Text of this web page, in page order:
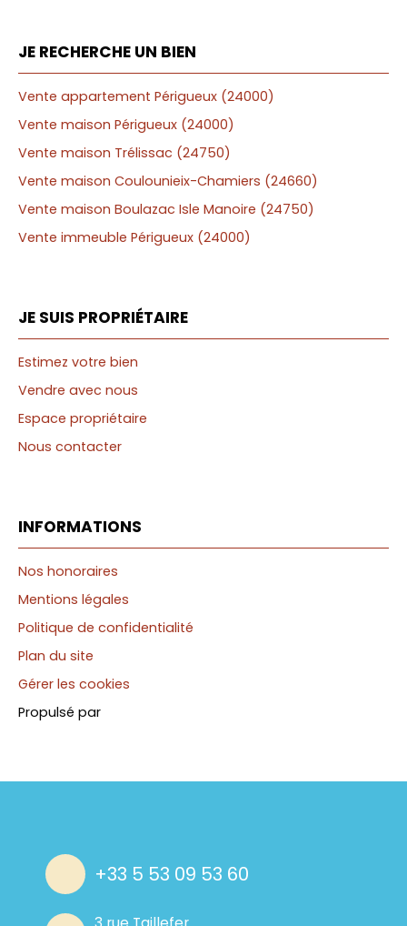
JE RECHERCHE UN BIEN
Vente appartement Périgueux (24000)
Vente maison Périgueux (24000)
Vente maison Trélissac (24750)
Vente maison Coulounieix-Chamiers (24660)
Vente maison Boulazac Isle Manoire (24750)
Vente immeuble Périgueux (24000)
JE SUIS PROPRIÉTAIRE
Estimez votre bien
Vendre avec nous
Espace propriétaire
Nous contacter
INFORMATIONS
Nos honoraires
Mentions légales
Politique de confidentialité
Plan du site
Gérer les cookies
Propulsé par
+33 5 53 09 53 60